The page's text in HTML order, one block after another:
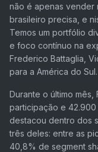
não é apenas vender
brasileiro precisa, e
Temos um portfólio
e foco contínuo na
Frederico Battaglia,
para a América do Sul.
Durante o último
participação e 42.900
destacou dentro dos
três deles: entre as
40,8% de segment